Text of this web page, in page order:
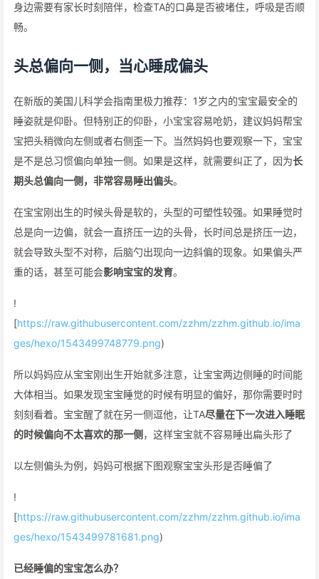
身边需要有家长时刻陪伴，检查TA的口鼻是否被堵住，呼吸是否顺
畅。
头总偏向一侧，当心睡成偏头
在新版的美国儿科学会指南里极力推荐：1岁之内的宝宝最安全的
睡姿就是仰卧。但特别正的仰卧，小宝宝容易呛奶，建议妈妈帮宝
宝把头稍微向左侧或者右侧歪一下。当然妈妈也要观察一下，宝宝
是不是总习惯偏向单独一侧。如果是这样，就需要纠正了，因为长
期头总偏向一侧，非常容易睡出偏头。
在宝宝刚出生的时候头骨是软的，头型的可塑性较强。如果睡觉时
总是向一边偏，就会一直挤压一边的头骨，长时间总是挤压一边，
就会导致头型不对称，后脑勺出现向一边斜偏的现象。如果偏头严
重的话，甚至可能会影响宝宝的发育。
!
[https://raw.githubusercontent.com/zzhm/zzhm.github.io/ima
ges/hexo/1543499748779.png)
所以妈妈应从宝宝刚出生开始就多注意，让宝宝两边侧睡的时间能
大体相当。如果发现宝宝睡觉的时候有明显的偏好，那你需要时时
刻刻看着。宝宝醒了就在另一侧逗他，让TA尽量在下一次进入睡眠
的时候偏向不太喜欢的那一侧 ，这样宝宝就不容易睡出扁头形了
以左侧偏头为例，妈妈可根据下图观察宝宝头形是否睡偏了
!
[https://raw.githubusercontent.com/zzhm/zzhm.github.io/ima
ges/hexo/1543499781681.png)
已经睡偏的宝宝怎么办？